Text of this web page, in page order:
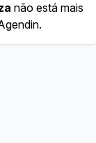
não está mais